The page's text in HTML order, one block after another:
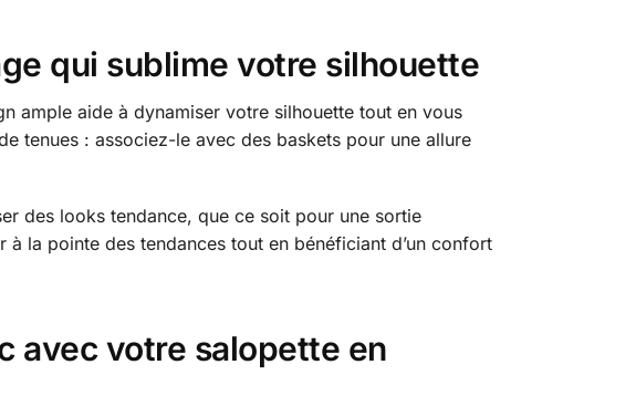
qui sublime votre silhouette
ample aide à dynamiser votre silhouette tout en vous
tenues : associez-le avec des baskets pour une allure
des looks tendance, que ce soit pour une sortie
la pointe des tendances tout en bénéficiant d’un confort
avec votre salopette en